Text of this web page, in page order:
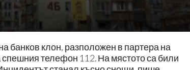
банков клон, разположен в партера на
телефон 112. На мястото са били